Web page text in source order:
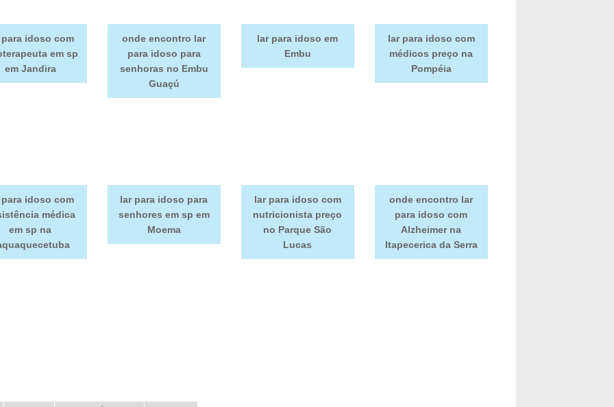
para idoso com
em sp
em Jandira
onde encontro lar
para idoso para
senhoras no Embu
Guaçú
lar para idoso em
Embu
lar para idoso com
médicos preço na
Pompéia
para idoso com
médica
em sp na
lar para idoso para
senhores em sp em
Moema
lar para idoso com
nutricionista preço
no Parque São
Lucas
onde encontro lar
para idoso com
Alzheimer na
Itapecerica da Serra